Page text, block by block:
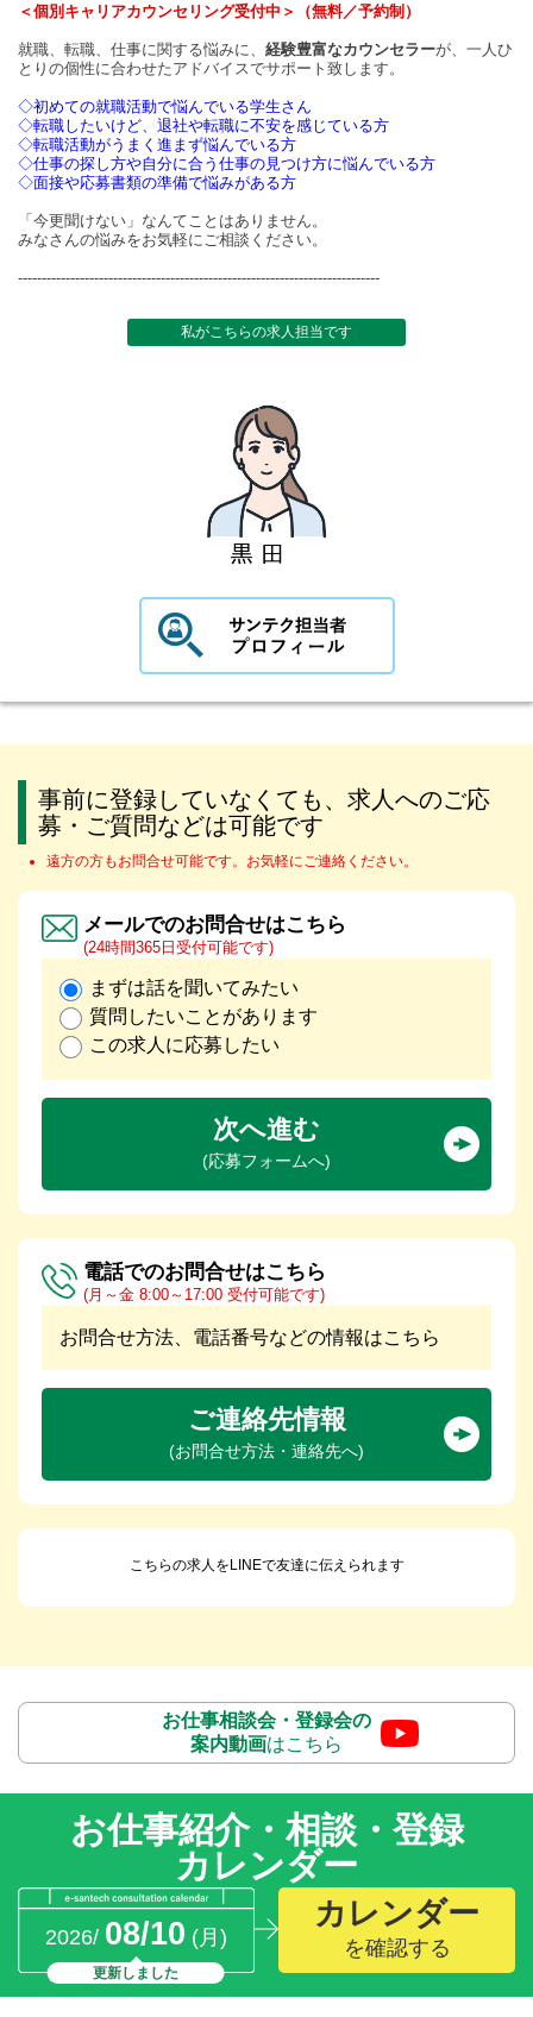
＜個別キャリアカウンセリング受付中＞（無料／予約制）
就職、転職、仕事に関する悩みに、 経験豊富なカウンセラーが、一人ひ
とりの個性に合わせたアドバイスでサポート致します。
◇初めての就職活動で悩んでいる学生さん
◇転職したいけど、退社や転職に不安を感じている方
◇転職活動がうまく進まず悩んでいる方
◇仕事の探し方や自分に合う仕事の見つけ方に悩んでいる方
◇面接や応募書類の準備で悩みがある方
「今更聞けない」なんてことはありません。
みなさんの悩みをお気軽にご相談ください。
----------------------------------------------------------------------------
私がこちらの求人担当です
事前に登録していなくても、求人へのご応
募・ご質問などは可能です
遠方の方もお問合せ可能です。お気軽にご連絡ください。
メールでのお問合せはこちら
(24時間365日受付可能です)
まずは話を聞いてみたい
質問したいことがあります
この求人に応募したい
次へ進む
(応募フォームへ)
電話でのお問合せはこちら
(月～金 8:00～17:00 受付可能です)
お問合せ方法、電話番号などの情報はこちら
ご連絡先情報
(お問合せ方法・連絡先へ)
こちらの求人をLINEで友達に伝えられます
お仕事相談会・登録会の
案内動画はこちら
お仕事紹介・相談・登録
カレンダー
2026/ 08/10 (月)
更新しました
カレンダー
を確認する